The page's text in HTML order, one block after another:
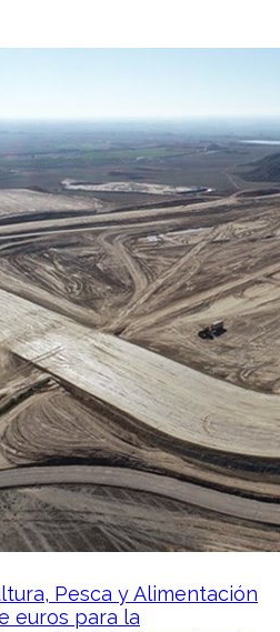
Pesca y Alimentación
euros para la